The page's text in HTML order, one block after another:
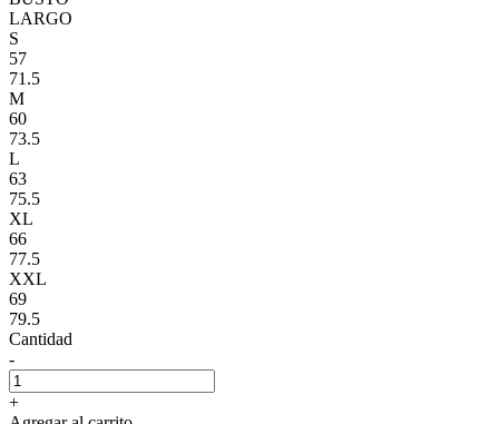
LARGO
S
57
71.5
M
60
73.5
L
63
75.5
XL
66
77.5
XXL
69
79.5
Cantidad
-
+